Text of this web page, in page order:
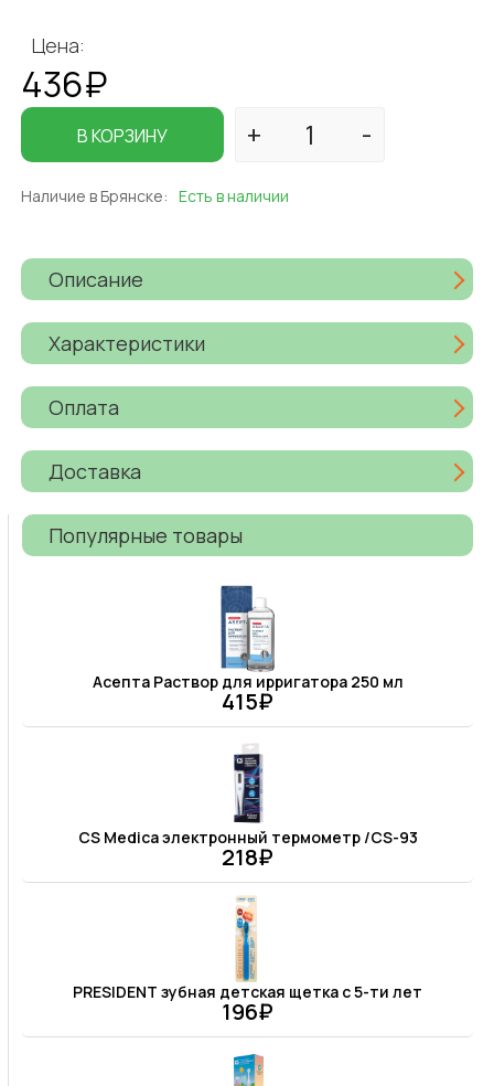
Цена:
436₽
В КОРЗИНУ
Наличие в Брянске: Есть в наличии
Описание
Характеристики
Оплата
Доставка
Популярные товары
Асепта Раствор для ирригатора 250 мл
415₽
CS Medica электронный термометр /CS-93
218₽
PRESIDENT зубная детская щетка с 5-ти лет
196₽